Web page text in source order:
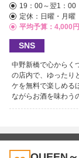
19：00～翌1：00
定休：日曜・月曜
平均予算：4,000
SNS
中野新橋で心からく
の店内で、ゆったりと
ケを無料で楽しめる
ながらお酒を味わう
てなしを体験でき
心遣いと、飽きさせ